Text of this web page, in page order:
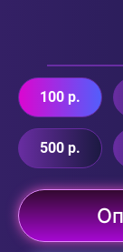
100 р.
500 р.